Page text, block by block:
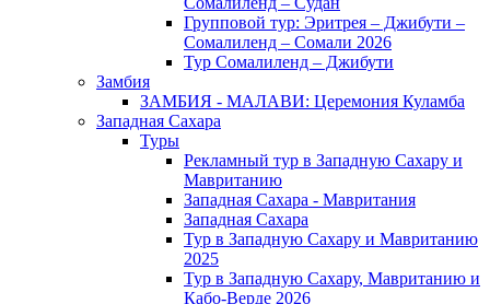
Групповой тур: Эритрея – Джибути –
Сомалиленд – Сомали 2026
Тур Cомалиленд – Джибути
Замбия
ЗАМБИЯ - МАЛАВИ: Церемония Куламба
Западная Сахара
Туры
Рекламный тур в Западную Сахару и
Мавританию
Западная Сахара - Мавритания
Западная Сахара
Тур в Западную Сахару и Мавританию
2025
Тур в Западную Сахару, Мавританию и
Кабо-Верде 2026